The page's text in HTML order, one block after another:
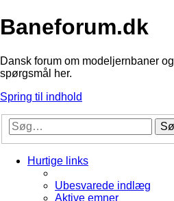
Baneforum.dk
Dansk forum om modeljernbaner
spørgsmål her.
Spring til indhold
Hurtige links
Ubesvarede indlæg
Aktive emner